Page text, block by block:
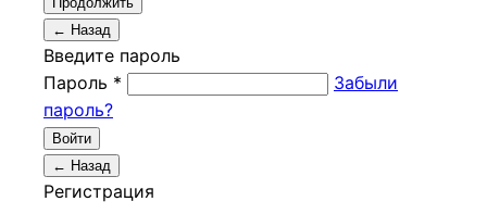
← Назад
Введите пароль
Пароль *
Забыли
пароль?
Войти
← Назад
Регистрация